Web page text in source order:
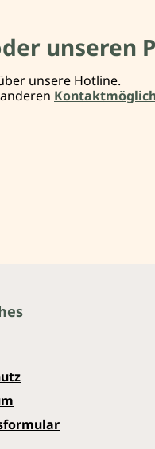
unseren
unsere Hotline.